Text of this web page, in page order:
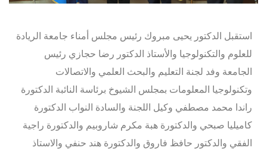
استقبل الدكتور يحيى مبروك رئيس مجلس أمناء جامعة الريادة
للعلوم والتكنولوجيا والأستاذ الدكتور رضا حجازي رئيس
الجامعة وفد لجنة التعليم والبحث العلمي والاتصالات
وتكنولوجيا المعلومات بمجلس الشيوخ برئاسة النائبة الدكتورة
راندا محمد مصطفي وكيل اللجنة والسادة النواب الدكتورة
كاميليا صبحي والدكتورة هبة مكرم شاروبيم والدكتورة راجية
الفقي والدكتور حافظ فاروق والدكتورة هند حنفي والاستاذ